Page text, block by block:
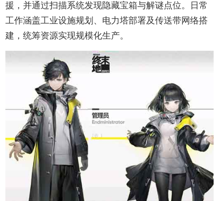
援，并通过扫描系统发现隐藏宝箱与解谜点位。日常
工作涵盖工业设施规划、电力塔部署及传送带网络搭
建，统筹资源实现规模化生产。